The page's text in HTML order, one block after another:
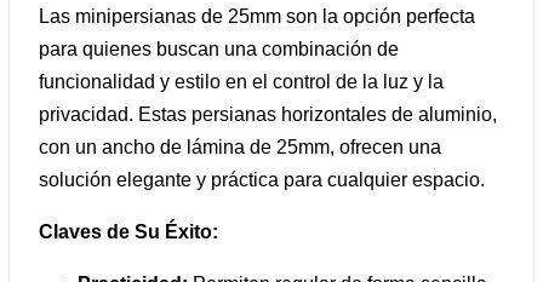
Las minipersianas de 25mm son la opción perfecta
para quienes buscan una combinación de
funcionalidad y estilo en el control de la luz y la
privacidad. Estas persianas horizontales de aluminio,
con un ancho de lámina de 25mm, ofrecen una
solución elegante y práctica para cualquier espacio.
Claves de Su Éxito: